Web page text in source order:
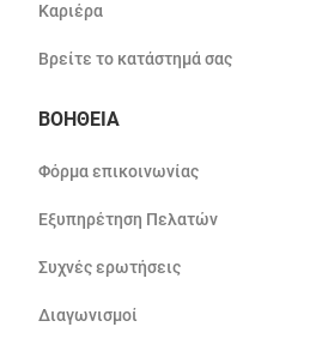
Καριέρα
Βρείτε το κατάστημά σας
ΒΟΗΘΕΙΑ
Φόρμα επικοινωνίας
Εξυπηρέτηση Πελατών
Συχνές ερωτήσεις
Διαγωνισμοί